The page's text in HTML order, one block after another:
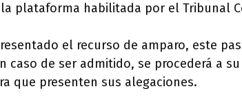
plataforma habilitada por el Tribunal
el recurso de amparo, este
caso de ser admitido, se procederá a
que presenten sus alegaciones.